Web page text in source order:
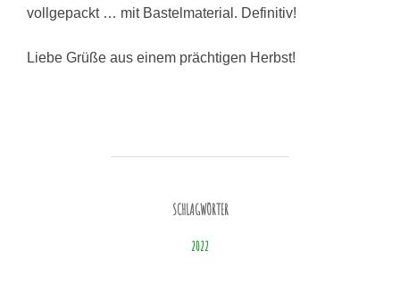
vollgepackt … mit Bastelmaterial. Definitiv!
Liebe Grüße aus einem prächtigen Herbst!
SCHLAGWÖRTER
2022